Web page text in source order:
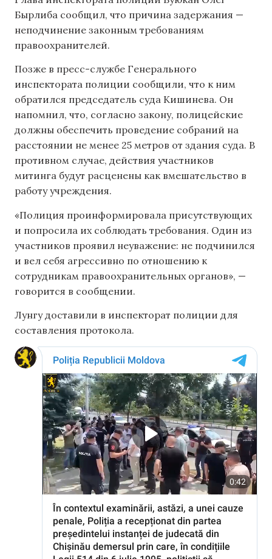
Бырлиба сообщил, что причина задержания —
неподчинение законным требованиям
правоохранителей.
Позже в пресс-службе Генерального
инспектората полиции сообщили, что к ним
обратился председатель суда Кишинева. Он
напомнил, что, согласно закону, полицейские
должны обеспечить проведение собраний на
расстоянии не менее 25 метров от здания суда. В
противном случае, действия участников
митинга будут расценены как вмешательство в
работу учреждения.
«Полиция проинформировала присутствующих
и попросила их соблюдать требования. Один из
участников проявил неуважение: не подчинился
и вел себя агрессивно по отношению к
сотрудникам правоохранительных органов», —
говорится в сообщении.
Лунгу доставили в инспекторат полиции для
составления протокола.